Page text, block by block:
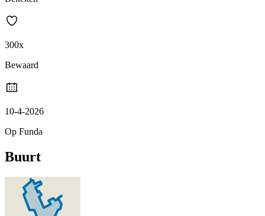
300x
Bewaard
10-4-2026
Op Funda
Buurt